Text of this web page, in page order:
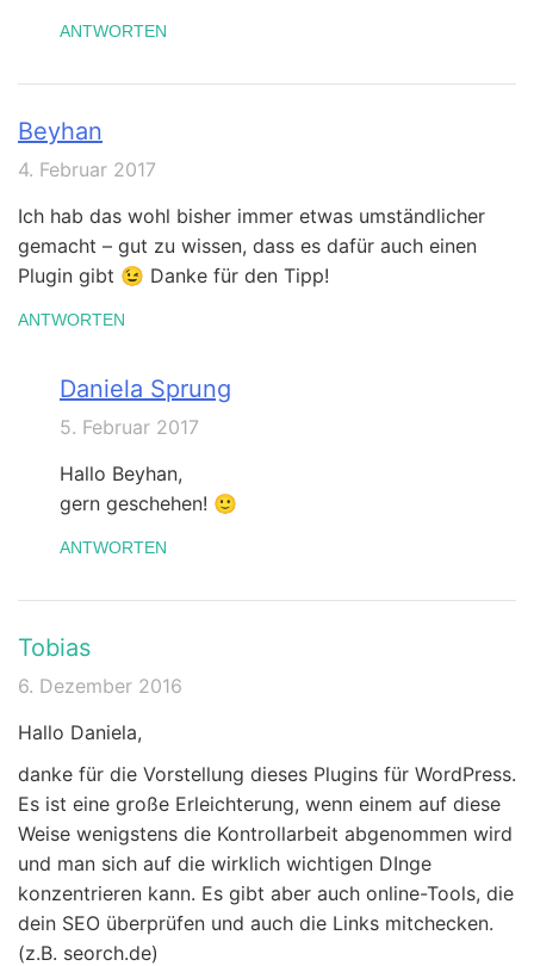
ANTWORTEN
Beyhan
4. Februar 2017
Ich hab das wohl bisher immer etwas umständlicher
gemacht – gut zu wissen, dass es dafür auch einen
Plugin gibt 😉 Danke für den Tipp!
ANTWORTEN
Daniela Sprung
5. Februar 2017
Hallo Beyhan,
gern geschehen! 🙂
ANTWORTEN
Tobias
6. Dezember 2016
Hallo Daniela,
danke für die Vorstellung dieses Plugins für WordPress.
Es ist eine große Erleichterung, wenn einem auf diese
Weise wenigstens die Kontrollarbeit abgenommen wird
und man sich auf die wirklich wichtigen DInge
konzentrieren kann. Es gibt aber auch online-Tools, die
dein SEO überprüfen und auch die Links mitchecken.
(z.B. seorch.de)